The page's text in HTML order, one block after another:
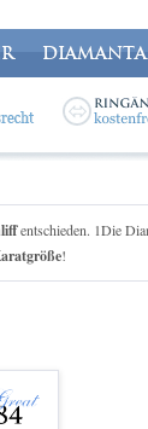
entschieden. 1Die
!